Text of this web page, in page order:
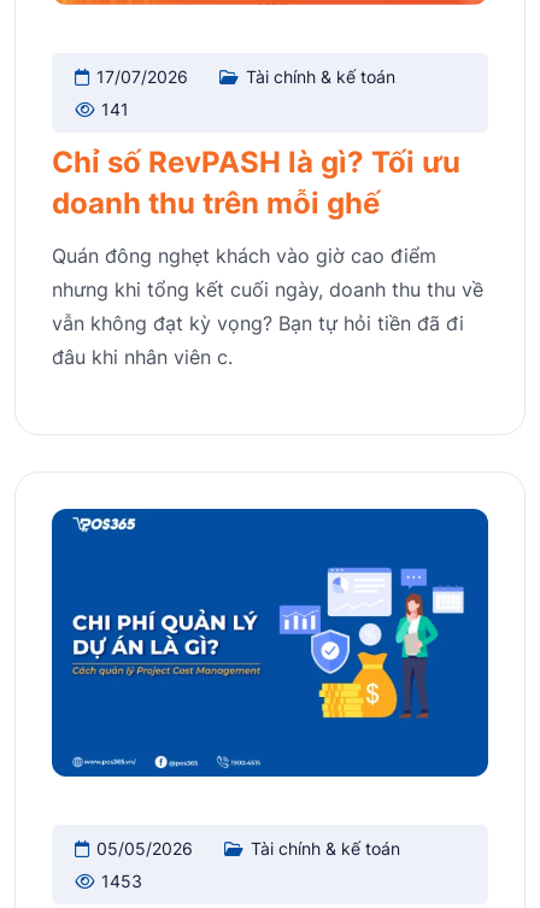
17/07/2026
Tài chính & kế toán
141
Chỉ số RevPASH là gì? Tối ưu
doanh thu trên mỗi ghế
Quán đông nghẹt khách vào giờ cao điểm
nhưng khi tổng kết cuối ngày, doanh thu thu về
vẫn không đạt kỳ vọng? Bạn tự hỏi tiền đã đi
đâu khi nhân viên c.
05/05/2026
Tài chính & kế toán
1453